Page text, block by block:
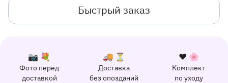
Быстрый заказ
Почему выбирают Флорео
К каждому заказу прилагается:
Фото перед
доставкой
📷 💐
Доставка
без опозданий
🚚 ⏳
Комплект
по уходу
❤️ 🌸
Качественный сервис
162 отзыва с оценкой 5.0 ⭐